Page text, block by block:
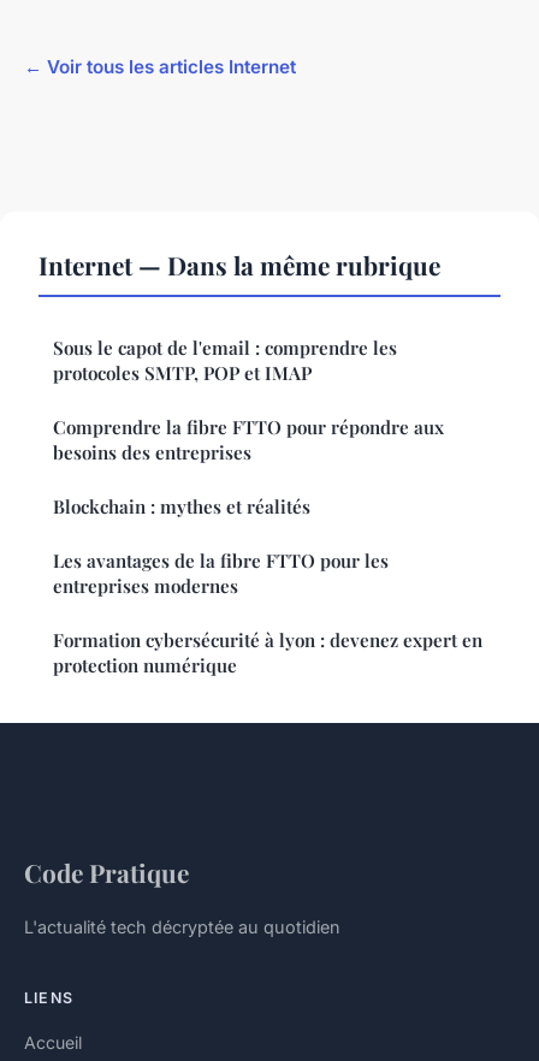
← Voir tous les articles Internet
Internet — Dans la même rubrique
Sous le capot de l'email : comprendre les
protocoles SMTP, POP et IMAP
Comprendre la fibre FTTO pour répondre aux
besoins des entreprises
Blockchain : mythes et réalités
Les avantages de la fibre FTTO pour les
entreprises modernes
Formation cybersécurité à lyon : devenez expert en
protection numérique
Code Pratique
L'actualité tech décryptée au quotidien
LIENS
Accueil